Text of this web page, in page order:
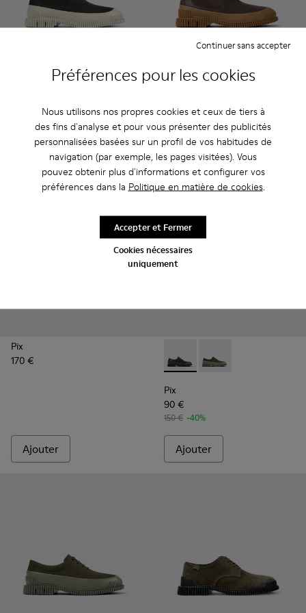
Préférences pour les cookies
Nous utilisons nos propres cookies et ceux de tiers à
des fins d'analyse et pour vous présenter des publicités
personnalisées basées sur un profil de vos habitudes de
navigation (par exemple, les pages visitées). Vous
pouvez obtenir plus d'informations et configurer vos
préférences dans la Politique en matière de cookies.
Cookies nécessaires
uniquement
Continuer sans accepter
Accepter et Fermer
Pix - K300252-023 - Bottes Chelsea en cuir noir pour homme
Pix - K300252-028 - Bottines Chelsea en cuir
Pix - K300252-027 - Bottines Chelsea en cuir
Pix - K300252-020 - Bottes Chelsea
Pix - K300252-019 - Bottes
Pix - K300252-015 -
Ajouter
Pix - K300252-028 -
Pix - K300252-027 -
Pix -
Pix
190 €
Ajouter
Pix
170 €
Ajouter
Pix - K100360-032 -
Pix - K100360-052 -
Pix
90 €
150 € -40%
Ajouter